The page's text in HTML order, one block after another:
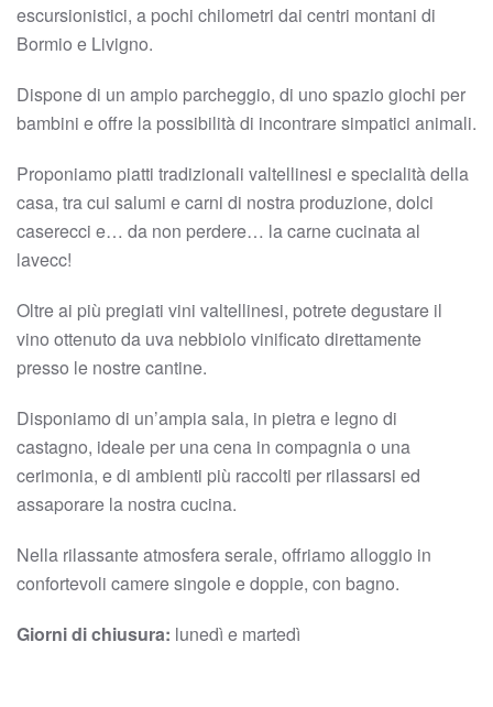
escursionistici, a pochi chilometri dai centri montani di
Bormio e Livigno.
Dispone di un ampio parcheggio, di uno spazio giochi per
bambini e offre la possibilità di incontrare simpatici animali.
Proponiamo piatti tradizionali valtellinesi e specialità della
casa, tra cui salumi e carni di nostra produzione, dolci
caserecci e… da non perdere… la carne cucinata al
lavecc!
Oltre ai più pregiati vini valtellinesi, potrete degustare il
vino ottenuto da uva nebbiolo vinificato direttamente
presso le nostre cantine.
Disponiamo di un’ampia sala, in pietra e legno di
castagno, ideale per una cena in compagnia o una
cerimonia, e di ambienti più raccolti per rilassarsi ed
assaporare la nostra cucina.
Nella rilassante atmosfera serale, offriamo alloggio in
confortevoli camere singole e doppie, con bagno.
Giorni di chiusura: lunedì e martedì